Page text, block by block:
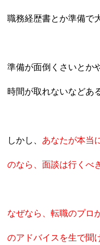
職務経歴書とか準備で
準備が面倒くさいとか
時間が取れないなどあ
しかし、 あなたが本当
のなら、面談は行くべ
なぜなら、転職のプロ
のアドバイスを生で聞